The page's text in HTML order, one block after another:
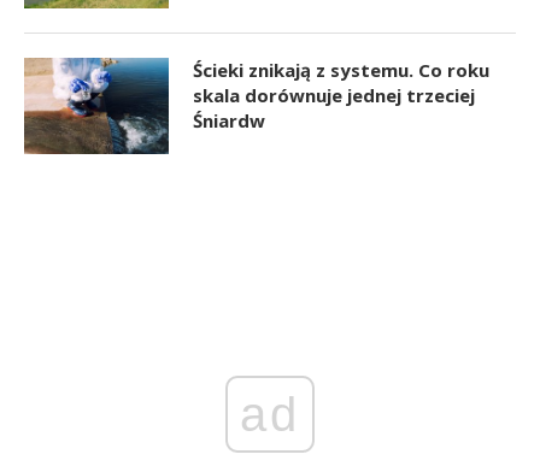
Ścieki znikają z systemu. Co roku
skala dorównuje jednej trzeciej
Śniardw
ad